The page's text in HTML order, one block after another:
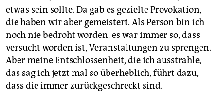
etwas sein sollte. Da gab es gezielte Provokation,
die haben wir aber gemeistert. Als Person bin ich
noch nie bedroht worden, es war immer so, dass
versucht worden ist, Veranstaltungen zu sprengen.
Aber meine Entschlossenheit, die ich ausstrahle,
das sag ich jetzt mal so überheblich, führt dazu,
dass die immer zurückgeschreckt sind.